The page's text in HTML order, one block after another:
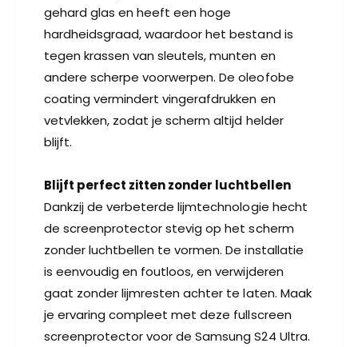
gehard glas en heeft een hoge
hardheidsgraad, waardoor het bestand is
tegen krassen van sleutels, munten en
andere scherpe voorwerpen. De oleofobe
coating vermindert vingerafdrukken en
vetvlekken, zodat je scherm altijd helder
blijft.
Blijft perfect zitten zonder luchtbellen
Dankzij de verbeterde lijmtechnologie hecht
de screenprotector stevig op het scherm
zonder luchtbellen te vormen. De installatie
is eenvoudig en foutloos, en verwijderen
gaat zonder lijmresten achter te laten. Maak
je ervaring compleet met deze fullscreen
screenprotector voor de Samsung S24 Ultra.